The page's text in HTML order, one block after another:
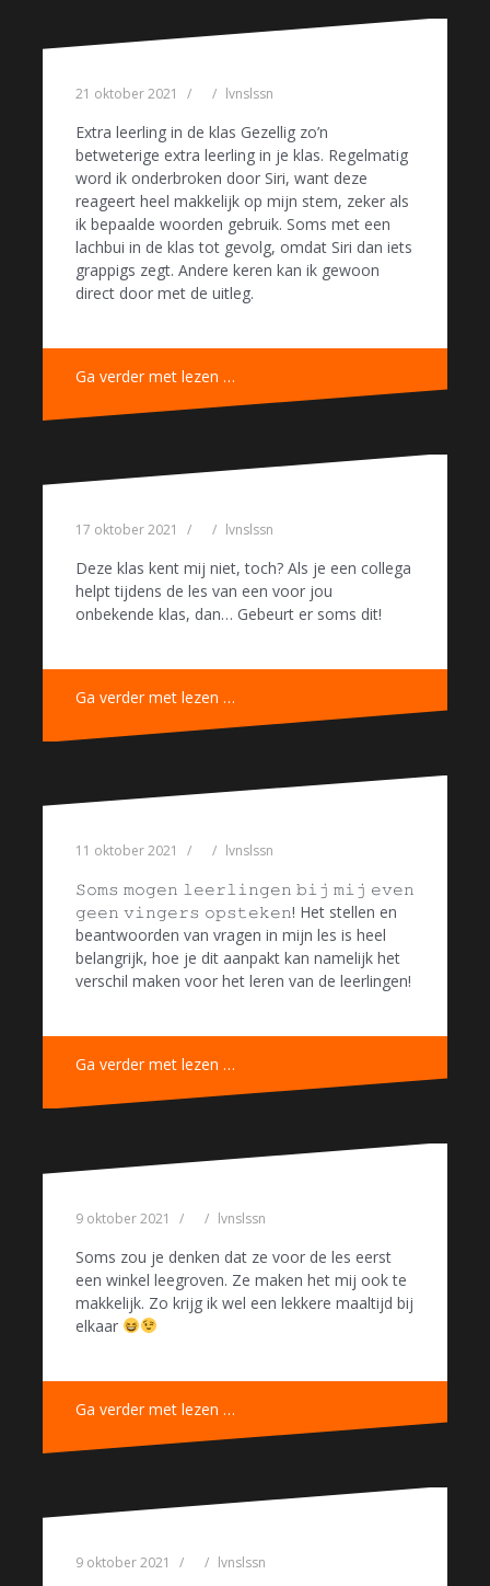
21 oktober 2021 lvnslssn
Extra leerling in de klas Gezellig zo’n
betweterige extra leerling in je klas. Regelmatig
word ik onderbroken door Siri, want deze
reageert heel makkelijk op mijn stem, zeker als
ik bepaalde woorden gebruik. Soms met een
lachbui in de klas tot gevolg, omdat Siri dan iets
grappigs zegt. Andere keren kan ik gewoon
direct door met de uitleg.
Ga verder met lezen …
17 oktober 2021 lvnslssn
Deze klas kent mij niet, toch? Als je een collega
helpt tijdens de les van een voor jou
onbekende klas, dan… Gebeurt er soms dit!
Ga verder met lezen …
11 oktober 2021 lvnslssn
𝚂𝚘𝚖𝚜 𝚖𝚘𝚐𝚎𝚗 𝚕𝚎𝚎𝚛𝚕𝚒𝚗𝚐𝚎𝚗 𝚋𝚒𝚓 𝚖𝚒𝚓 𝚎𝚟𝚎𝚗
𝚐𝚎𝚎𝚗 𝚟𝚒𝚗𝚐𝚎𝚛𝚜 𝚘𝚙𝚜𝚝𝚎𝚔𝚎𝚗! Het stellen en
beantwoorden van vragen in mijn les is heel
belangrijk, hoe je dit aanpakt kan namelijk het
verschil maken voor het leren van de leerlingen!
Ga verder met lezen …
9 oktober 2021 lvnslssn
Soms zou je denken dat ze voor de les eerst
een winkel leegroven. Ze maken het mij ook te
makkelijk. Zo krijg ik wel een lekkere maaltijd bij
elkaar
Ga verder met lezen …
9 oktober 2021 lvnslssn